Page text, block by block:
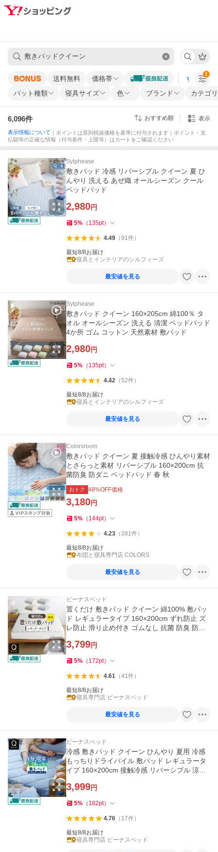
送料無料 価格帯 すべての条
パット種類 寝具サイズ 色 ブランド カテゴリ
1
6,096件 おすすめ順 表示
表示情報について ｜ポイントは原則税抜価格を基準に付与されます｜ポイント・支
払額等の正確な情報（付与条件・上限等）はカートをご確認ください
Sylphease
敷きパッド 冷感 リバーシブル クイーン 夏 ひ
んやり 洗える あぜ織 オールシーズン クール
ベッドパッド
2,980円
5% （ 135pt）
4.49（91件）
最短8/8お届け
寝具とインテリアのシルフィーズ
最安値を見る
Sylphease
敷きパッド クイーン 160×205cm 綿100％ タ
オル オールシーズン 洗える 清潔 ベッドパッド
4か所 ゴム コットン 天然素材 敷パッド
2,980円
5% （ 135pt）
4.42（52件）
最短8/8お届け
寝具とインテリアのシルフィーズ
最安値を見る
Colorsroom
敷きパッド クイーン 夏 接触冷感 ひんやり素材
とさらっと素材 リバーシブル 160×200cm 抗
菌防臭 防ダニ ベッドパッド 春 秋
おトク 48%OFF価格
3,180円
5% （ 144pt）
4.23（281件）
最短8/8お届け
布団と寝具専門店 COLORS
最安値を見る
ビーナスベッド
置くだけ 敷きパッド クイーン 綿100% 敷パッ
ド レギュラータイプ 160×200cm ずれ防止 ズ
レ防止 滑り止め付き ゴムなし 抗菌 防臭 防ダ
3,799円
5% （ 172pt）
4.61（41件）
最短8/8お届け
寝具専門店 ビーナスベッド
最安値を見る
ビーナスベッド
冷感 敷きパッド クイーン ひんやり 夏用 冷感
もっちりドライパイル 敷パッド レギュラータ
イプ 160×200cm 接触冷感 リバーシブル 涼感
3,999円
5% （ 182pt）
4.76（ 17件）
最短8/8お届け
寝具専門店 ビーナスベッド